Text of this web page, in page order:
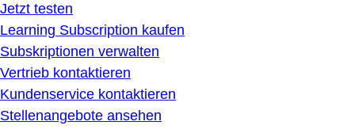
Jetzt testen
Learning Subscription kaufen
Subskriptionen verwalten
Vertrieb kontaktieren
Kundenservice kontaktieren
Stellenangebote ansehen